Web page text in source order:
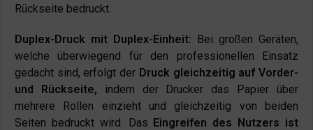
Rückseite bedruckt.
Duplex-Druck mit Duplex-Einheit: Bei großen Geräten,
welche überwiegend für den professionellen Einsatz
gedacht sind, erfolgt der Druck gleichzeitig auf Vorder-
und Rückseite, indem der Drucker das Papier über
mehrere Rollen einzieht und gleichzeitig von beiden
Seiten bedruckt wird. Das Eingreifen des Nutzers ist